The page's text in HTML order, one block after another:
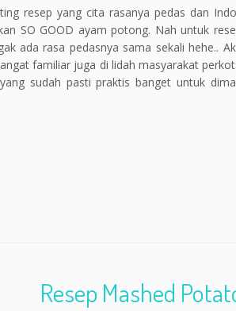
resep yang cita rasanya pedas dan
SO GOOD ayam potong. Nah untuk
ada rasa pedasnya sama sekali hehe..
familiar juga di lidah masyarakat
sudah pasti praktis banget untuk
Resep Mashed